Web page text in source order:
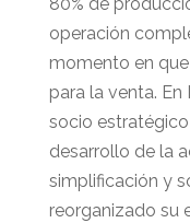
80% de
operación
momento en
para la venta. En
socio
desarrollo de la
simplificación y
reorganizado su